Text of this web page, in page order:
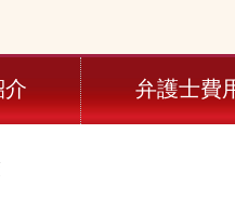
介 弁護士費